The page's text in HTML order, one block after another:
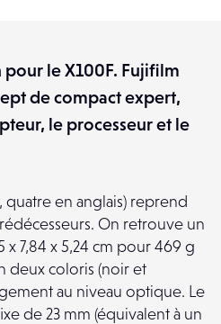
le X100F. Fujifilm
de compact expert,
le processeur et le
quatre en anglais) reprend
On retrouve un
7,84 x 5,24 cm pour 469 g
deux coloris (noir et
au niveau optique. Le
de 23 mm (équivalent à un